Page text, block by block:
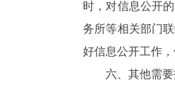
时，对信息公开
务所等相关部门
好信息公开工作
六、其他需